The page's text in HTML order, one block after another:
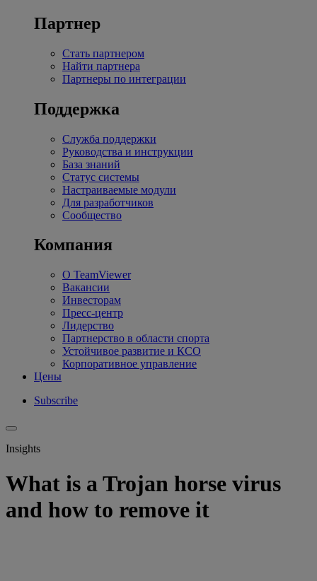
Партнер
Стать партнером
Найти партнера
Партнеры по интеграции
Поддержка
Служба поддержки
Руководства и инструкции
База знаний
Статус системы
Настраиваемые модули
Для разработчиков
Сообщество
Компания
О TeamViewer
Вакансии
Инвесторам
Пресс-центр
Лидерство
Партнерство в области спорта
Устойчивое развитие и КСО
Корпоративное управление
Цены
Subscribe
Insights
What is a Trojan horse virus
and how to remove it